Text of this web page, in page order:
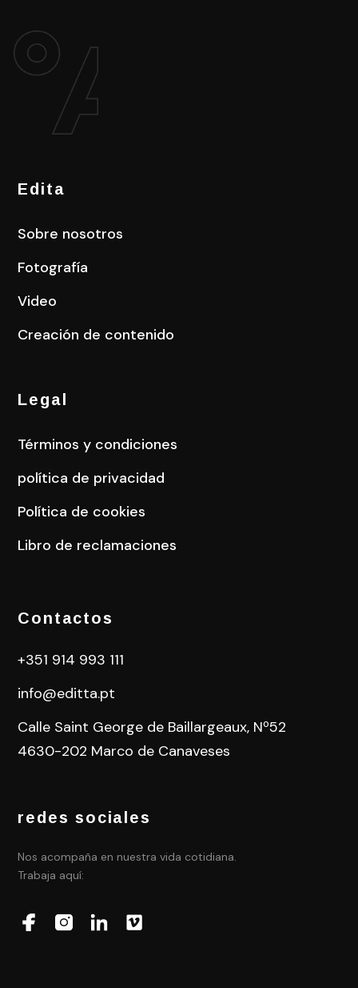
Edita
Sobre nosotros
Fotografía
Video
Creación de contenido
Legal
Términos y condiciones
política de privacidad
Política de cookies
Libro de reclamaciones
Contactos
+351 914 993 111
info@editta.pt
Calle Saint George de Baillargeaux, Nº52
4630-202 Marco de Canaveses
redes sociales
Nos acompaña en nuestra vida cotidiana.
Trabaja aquí: